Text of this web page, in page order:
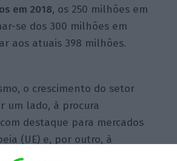
em 2018, os 250 milhões em
se dos 300 milhões em
aos atuais 398 milhões.
o crescimento do setor
um lado, à procura
destaque para mercados
(UE) e, por outro, à
mais saudáveis.